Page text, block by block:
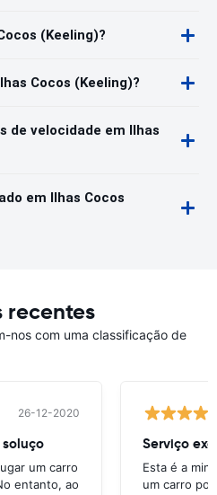
(Keeling)?
Cocos (Keeling)?
de velocidade em Ilhas
em Ilhas Cocos
recentes
nos com uma classificação de
26-12-2020
um carro
entanto, ao
Serviço
Esta é a
um carro